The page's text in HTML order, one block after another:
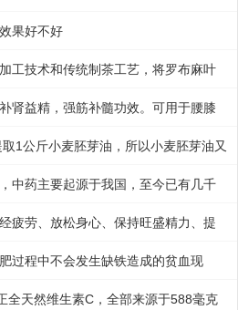
果好不好
工技术和传统制茶工艺，将罗布麻叶
的各种有害成分，让罗布麻叶中的各种
，口感达到了传统茶的水平，使其成为
饮。那么，罗布麻茶的疗效怎么样?按
有延缓衰老、美
肾益精，强筋补髓功效。可用于腰膝
气喘。那服用华鑫西汉古酒的注意事项
物。2.外感或实热内盛者不宜服用。3.
病等慢性病患者应在医师指导下服用。
1公斤小麦胚芽油，所以小麦胚芽油又
生素E的含量居各种植物油之首，生理
芽油软胶囊的原料是采用高科技低温方
超过一周)中萃取而得，近乎苛刻的全
量。小
中药主要起源于我国，至今已有几千
种疾病。那么，金银花的作用是什么?
常绿灌木，茎半蔓生，叶卵圆形，开喇
逐渐转变为黄色，这是“金银花”名称
疲劳、放松身心、保持旺盛精力、提
，调节脑神经系统功能，提高记忆力
那么，下面由笔者为你介绍，野花花旗
过程中不会发生缺铁造成的贫血现
易被子吸收，含脂肪量极少，因而产生
全天然维生素C，全部来源于588毫克